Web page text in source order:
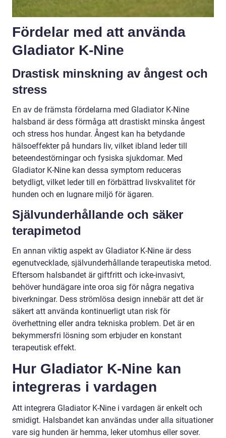
Fördelar med att använda
Gladiator K-Nine
Drastisk minskning av ångest och
stress
En av de främsta fördelarna med Gladiator K-Nine
halsband är dess förmåga att drastiskt minska ångest
och stress hos hundar. Ångest kan ha betydande
hälsoeffekter på hundars liv, vilket ibland leder till
beteendestörningar och fysiska sjukdomar. Med
Gladiator K-Nine kan dessa symptom reduceras
betydligt, vilket leder till en förbättrad livskvalitet för
hunden och en lugnare miljö för ägaren.
Självunderhållande och säker
terapimetod
En annan viktig aspekt av Gladiator K-Nine är dess
egenutvecklade, självunderhållande terapeutiska metod.
Eftersom halsbandet är giftfritt och icke-invasivt,
behöver hundägare inte oroa sig för några negativa
biverkningar. Dess strömlösa design innebär att det är
säkert att använda kontinuerligt utan risk för
överhettning eller andra tekniska problem. Det är en
bekymmersfri lösning som erbjuder en konstant
terapeutisk effekt.
Hur Gladiator K-Nine kan
integreras i vardagen
Att integrera Gladiator K-Nine i vardagen är enkelt och
smidigt. Halsbandet kan användas under alla situationer
vare sig hunden är hemma, leker utomhus eller sover.